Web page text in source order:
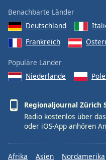
Benachbarte Länder
Deutschland
Frankreich
Populäre Länder
Niederlande
Regionaljournal Zürich
Radio kostenlos über
oder iOS-App anhören
Afrika Asien Nordamerika